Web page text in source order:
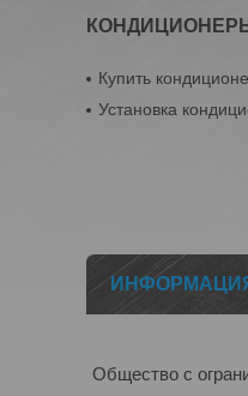
Купить
Установка
Общество с